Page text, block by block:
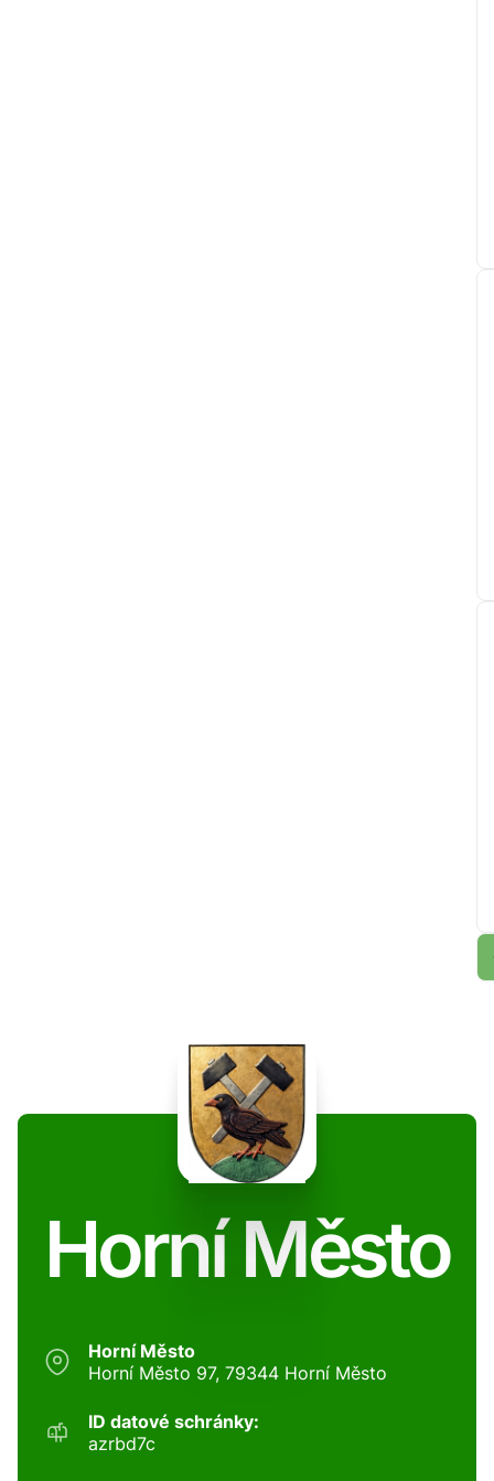
Horní Město
Horní Město
Horní Město 97, 79344 Horní Město
ID datové schránky:
azrbd7c